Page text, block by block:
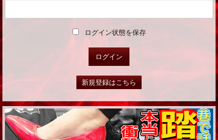
ログイン状態を保存
新規登録はこちら